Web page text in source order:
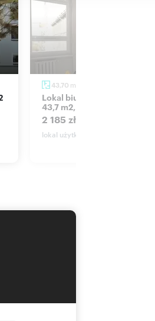
43,70 m
Lokal biurowy w centrum Opola,
43,7 m2, jasne pomieszczenia
2 185 zł
lokal użytkowy Opole, Centrum